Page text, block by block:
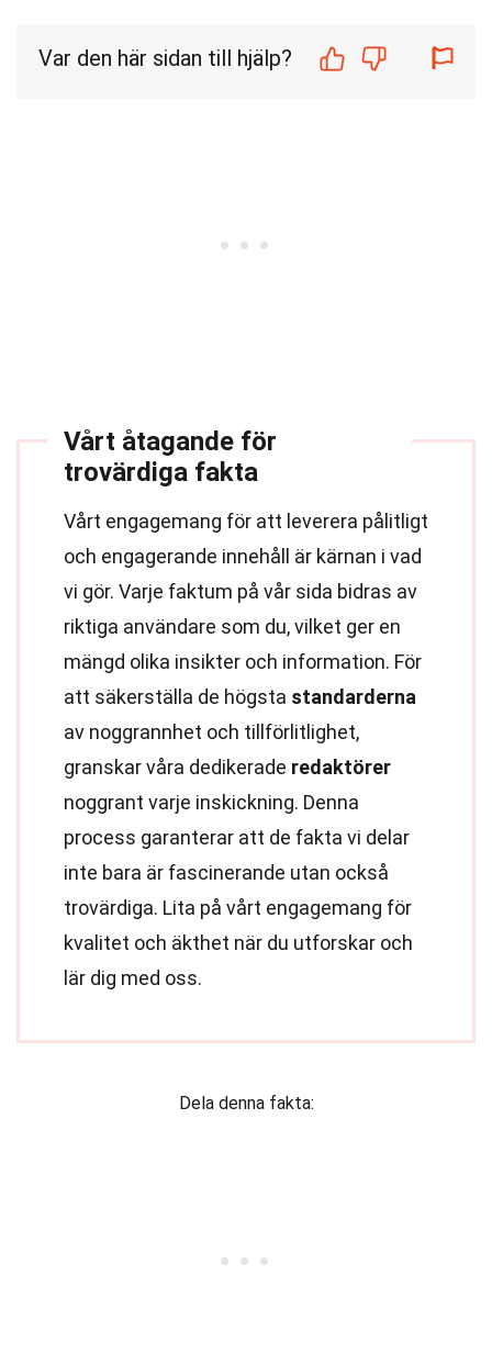
Var den här sidan till hjälp?
Vårt åtagande för
trovärdiga fakta
Vårt engagemang för att leverera pålitligt
och engagerande innehåll är kärnan i vad
vi gör. Varje faktum på vår sida bidras av
riktiga användare som du, vilket ger en
mängd olika insikter och information. För
att säkerställa de högsta standarderna
av noggrannhet och tillförlitlighet,
granskar våra dedikerade redaktörer
noggrant varje inskickning. Denna
process garanterar att de fakta vi delar
inte bara är fascinerande utan också
trovärdiga. Lita på vårt engagemang för
kvalitet och äkthet när du utforskar och
lär dig med oss.
Dela denna fakta: